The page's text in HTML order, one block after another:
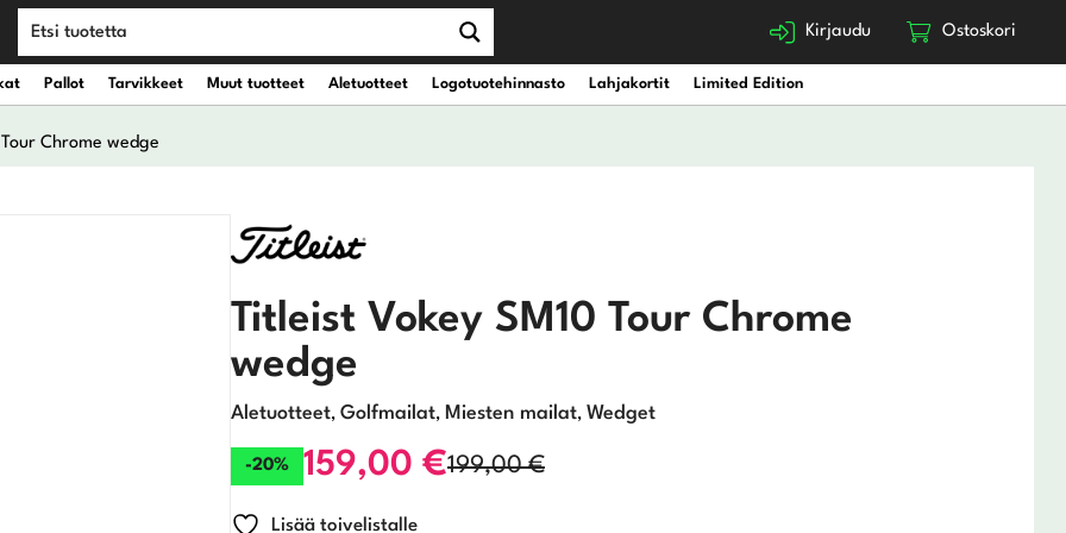
Kirjaudu Ostoskori
Pallot Tarvikkeet Muut tuotteet Aletuotteet Logotuotehinnasto Lahjakortit Limited Edition
Chrome wedge
Titleist Vokey SM10 Tour Chrome
wedge
Aletuotteet, Golfmailat, Miesten mailat, Wedget
-20% 199,00€
Alkuperäinen
159,00 €
Nykyinen
Lisää toivelistalle